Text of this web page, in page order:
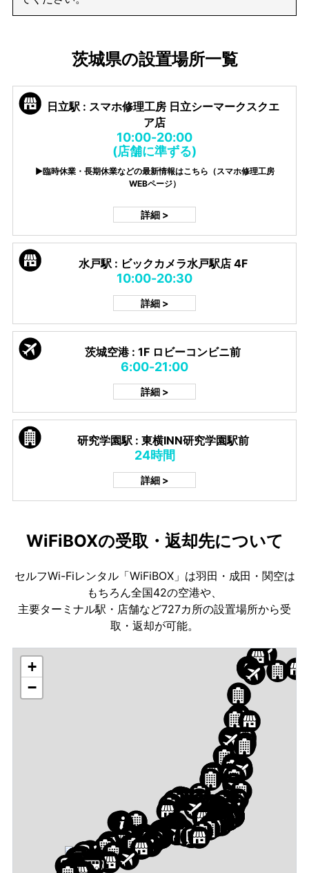
茨城県の設置場所一覧
日立駅 : スマホ修理工房 日立シーマークスクエ
ア店
10:00-20:00
(店舗に準ずる)
▶臨時休業・長期休業などの最新情報はこちら（スマホ修理工房
WEBページ）
詳細 >
水戸駅 : ビックカメラ水戸駅店 4F
10:00-20:30
詳細 >
茨城空港 : 1F ロビーコンビニ前
6:00-21:00
詳細 >
研究学園駅 : 東横INN研究学園駅前
24時間
詳細 >
WiFiBOXの受取・返却先について
セルフWi-Fiレンタル「WiFiBOX」は羽田・成田・関空は
もちろん全国42の空港や、
主要ターミナル駅・店舗など727カ所の設置場所から受
取・返却が可能。
+
−